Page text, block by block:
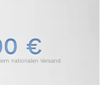
€
nationalen Versand